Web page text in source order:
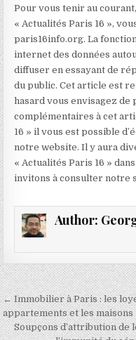
Pour vous tenir au
« Actualités Paris 16 »,
paris16info.org. La
internet des données
diffuser en essayant de
du public. Cet article est
hasard vous envisagez
complémentaires à cet
16 » il vous est possible
notre website. Il y aura
« Actualités Paris 16 »
invitons à consulter notre
Author:
Navigation
de
← Immobilier à Paris : les
appartements et les maisons
Soupçons d’attribution de